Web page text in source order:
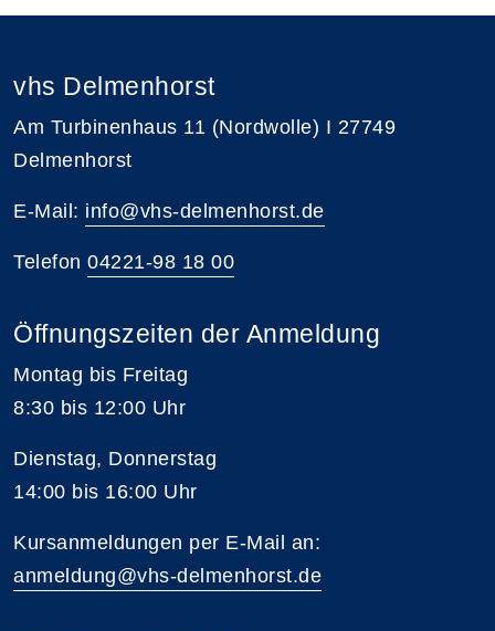
vhs Delmenhorst
Am Turbinenhaus 11 (Nordwolle) I 27749
Delmenhorst
E-Mail: info@vhs-delmenhorst.de
Telefon 04221-98 18 00
Öffnungszeiten der Anmeldung
Montag bis Freitag
8:30 bis 12:00 Uhr
Dienstag, Donnerstag
14:00 bis 16:00 Uhr
Kursanmeldungen per E-Mail an:
anmeldung@vhs-delmenhorst.de